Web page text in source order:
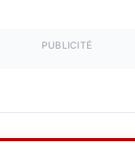
PUBLICITÉ